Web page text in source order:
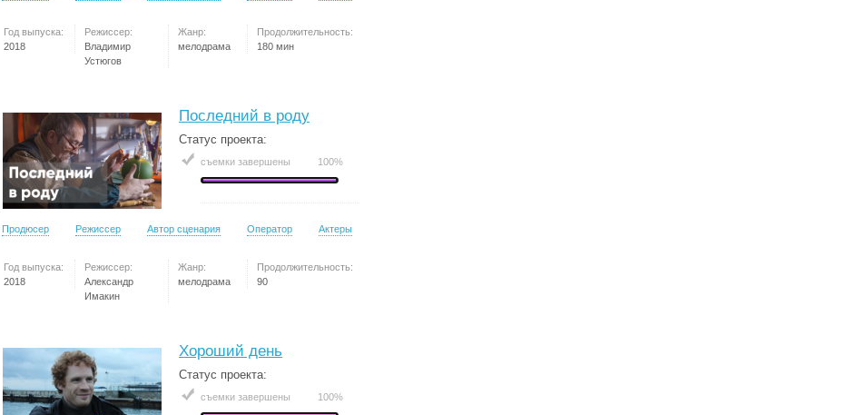
Год выпуска:
2018
Режиссер:
Владимир
Устюгов
Жанр:
мелодрама
Продолжительность:
180 мин
Последний в роду
Статус проекта:
съемки завершены 100%
Продюсер Режиссер Автор сценария Оператор Актеры
Год выпуска:
2018
Режиссер:
Александр
Имакин
Жанр:
мелодрама
Продолжительность:
90
Хороший день
Статус проекта:
съемки завершены 100%